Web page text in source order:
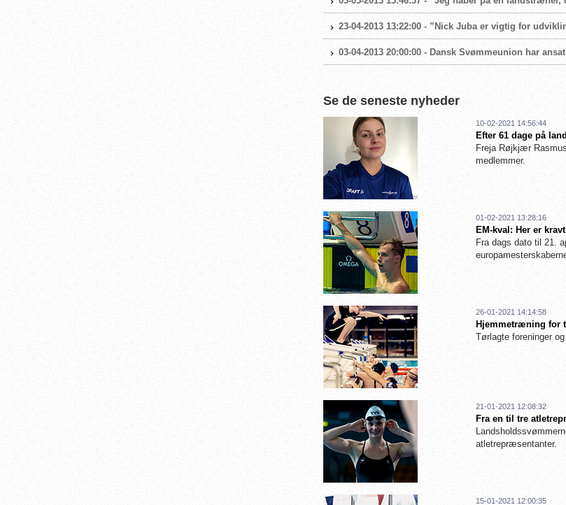
23-04-2013 13:22:00 - ”Nick Juba er vigtig for
03-04-2013 20:00:00 - Dansk Svømmeunion har
Se de seneste nyheder
10-02-2021 14:56:44
Efter 61 dage på
Freja Røjkjær
medlemmer.
01-02-2021 13:28:16
EM-kval: Her er
Fra dags dato til 21.
26-01-2021 14:14:58
Hjemmetræning for
Tørlagte foreninger
21-01-2021 12:08:32
Fra en til tre
atletrepræsentanter.
15-01-2021 12:00:35